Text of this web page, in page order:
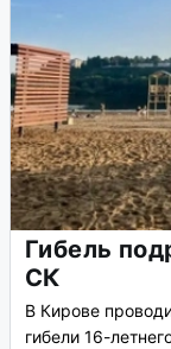
Гибель
СК
В Кирове
гибели 16-